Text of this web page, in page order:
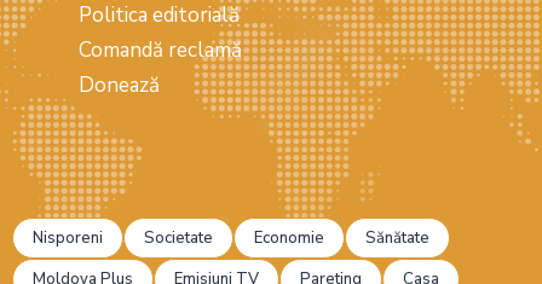
Politica editorială
Comandă reclamă
Donează
Nisporeni Societate Economie
Sănătate
Moldova Plus
Emisiuni TV Pareting Casa